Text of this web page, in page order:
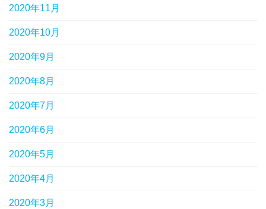
2020年11月
2020年10月
2020年9月
2020年8月
2020年7月
2020年6月
2020年5月
2020年4月
2020年3月